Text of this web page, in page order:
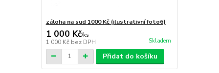
záloha na sud 1000 Kč (ilustrativní foto6)
1 000 Kč/ks
1 000 Kč bez DPH Skladem
Přidat do košíku